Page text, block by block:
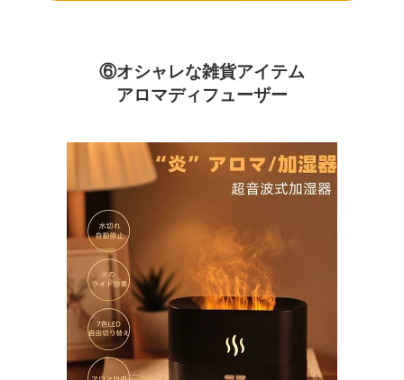
⑥オシャレな雑貨アイテム
アロマディフューザー